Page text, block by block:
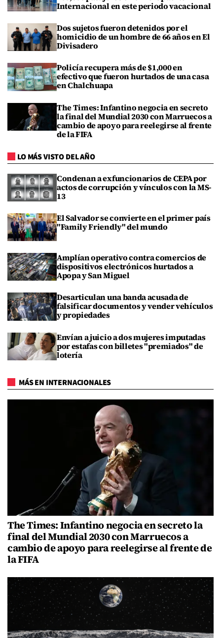
Internacional en este periodo vacacional
Dos sujetos fueron detenidos por el
homicidio de un hombre de 66 años en El
Divisadero
Policía recupera más de $1,000 en
efectivo que fueron hurtados de una casa
en Chalchuapa
The Times: Infantino negocia en secreto
la final del Mundial 2030 con Marruecos a
cambio de apoyo para reelegirse al frente
de la FIFA
LO MÁS VISTO DEL AÑO
Condenan a exfuncionarios de CEPA por
actos de corrupción y vínculos con la MS-
13
El Salvador se convierte en el primer país
"Family Friendly" del mundo
Amplían operativo contra comercios de
dispositivos electrónicos hurtados a
Apopa y San Miguel
Desarticulan una banda acusada de
falsificar documentos y vender vehículos
y propiedades
Envían a juicio a dos mujeres imputadas
por estafas con billetes "premiados" de
lotería
MÁS EN INTERNACIONALES
The Times: Infantino negocia en secreto la
final del Mundial 2030 con Marruecos a
cambio de apoyo para reelegirse al frente de
la FIFA